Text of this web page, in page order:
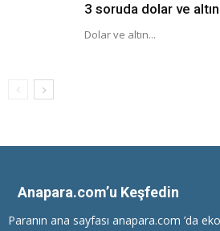
3 soruda dolar ve
Dolar ve altın...
Anapara.com’u Keşfedin
Paranın ana sayfası anapara.com ’da